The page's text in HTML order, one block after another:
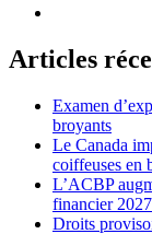
Articles
Examen
broyants
Le Canada
coiffeuses en
L’ACBP
financier
Droits